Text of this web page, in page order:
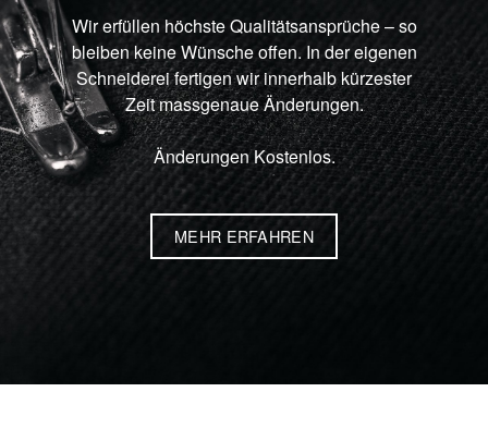
Wir erfüllen höchste Qualitätsansprüche – so
bleiben keine Wünsche offen. In der eigenen
Schneiderei fertigen wir innerhalb kürzester
Zeit massgenaue Änderungen.
Änderungen Kostenlos.
MEHR ERFAHREN